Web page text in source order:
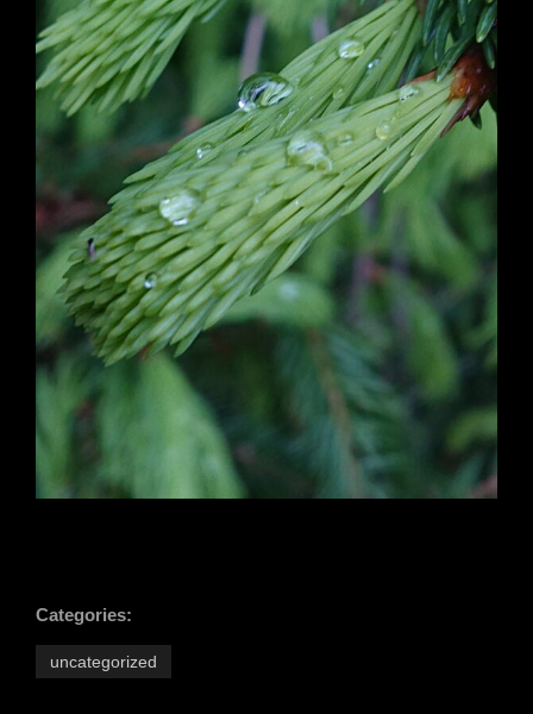
Categories:
uncategorized